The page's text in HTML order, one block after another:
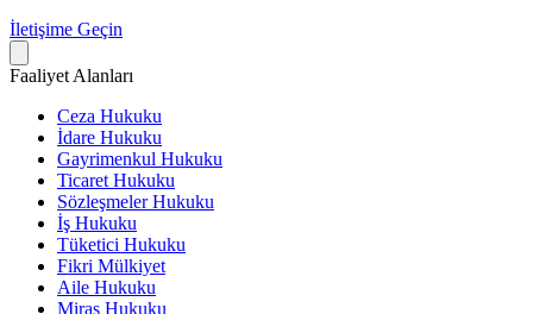
İletişime Geçin
Faaliyet Alanları
Ceza Hukuku
İdare Hukuku
Gayrimenkul Hukuku
Ticaret Hukuku
Sözleşmeler Hukuku
İş Hukuku
Tüketici Hukuku
Fikri Mülkiyet
Aile Hukuku
Miras Hukuku